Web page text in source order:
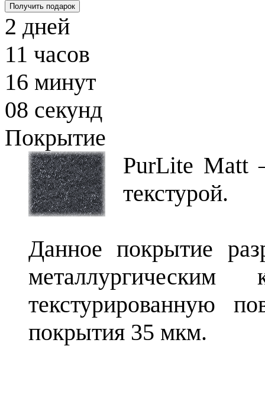
Получить подарок
2 дней
11 часов
16 минут
07 секунд
Покрытие
PurLite Matt
текстурой.
Данное покрытие
текстурированную
покрытия 35 мкм.